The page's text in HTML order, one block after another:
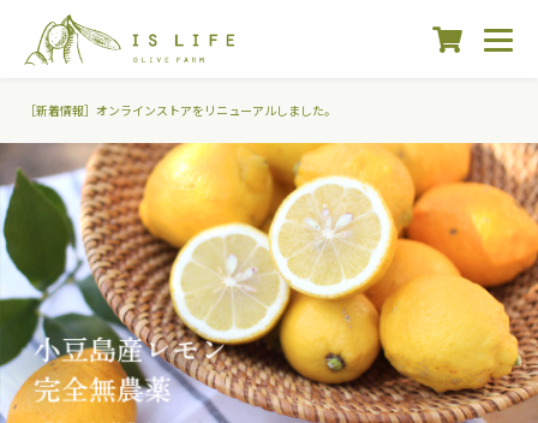
［新着情報］オンラインストアをリニューアルしました。